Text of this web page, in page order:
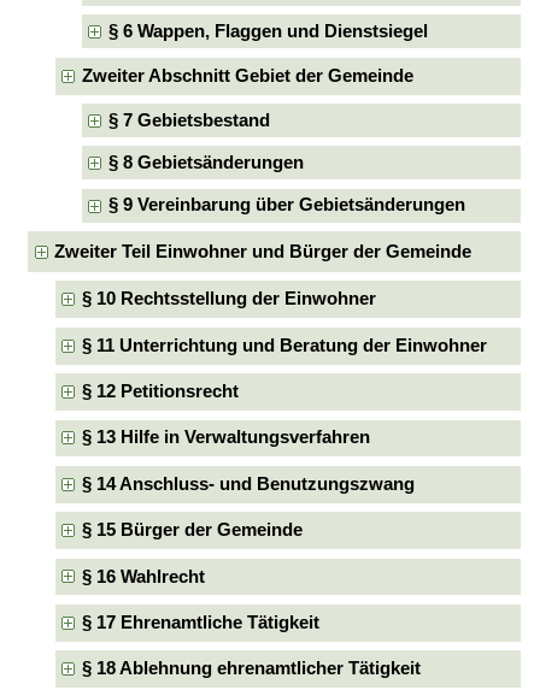
§ 6 Wappen, Flaggen und Dienstsiegel
Zweiter Abschnitt Gebiet der Gemeinde
§ 7 Gebietsbestand
§ 8 Gebietsänderungen
§ 9 Vereinbarung über Gebietsänderungen
Zweiter Teil Einwohner und Bürger der Gemeinde
§ 10 Rechtsstellung der Einwohner
§ 11 Unterrichtung und Beratung der Einwohner
§ 12 Petitionsrecht
§ 13 Hilfe in Verwaltungsverfahren
§ 14 Anschluss- und Benutzungszwang
§ 15 Bürger der Gemeinde
§ 16 Wahlrecht
§ 17 Ehrenamtliche Tätigkeit
§ 18 Ablehnung ehrenamtlicher Tätigkeit